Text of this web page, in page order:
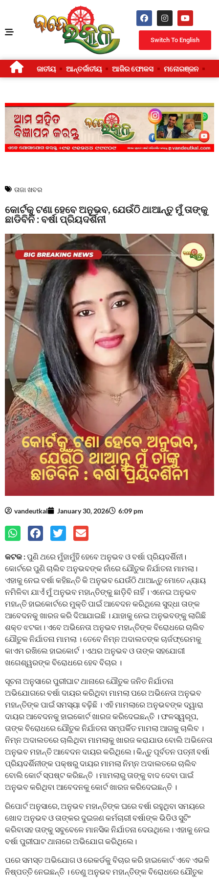
Switch To English
ଜାତୀୟ ଆନ୍ତର୍ଜାତୀୟ ଆଜିର ଫୋକସ ମନୋରଞ୍ଜନ
ତାଜା ଖବର
କୋର୍ଟକୁ ଟଣା ହେବେ ଅନୁଭବ, ଯେଉଁଠି ଥାଆନ୍ତୁ ମୁଁ ତାଙ୍କୁ
ଛାଡିବିନି : ବର୍ଷା ପ୍ରିୟଦର୍ଶିନୀ
vandeutkal January 30, 2026 6:09 pm
କଟକ :ପୁଣି ଥରେ ମୁଁହାମୁଁହି ହେବେ ଅନୁଭବ ଓ ବର୍ଷା ପ୍ରିୟଦର୍ଶିନୀ।
କୋର୍ଟରେ ପୁଣି ଚାଲିବ ଅନୁଭବଙ୍କ ନାଁରେ ଯୌତୁକ ନିର୍ଯାତନା ମାମଲା।
ଏହାକୁ ନେଇ ବର୍ଷା କହିଛନ୍ତି କି ଅନୁଭବ ଯେଉଁଠି ଥାଆନ୍ତୁ ମୋତେ ନ୍ୟାୟ
ନମିଳିବା ଯାଏଁ ମୁଁ ଅନୁଭବ ମହାନ୍ତିଙ୍କୁ ଛାଡ଼ିବି ନାହିଁ । ଏନେଇ ଅନୁଭବ
ମହାନ୍ତି ହାଇକୋର୍ଟରେ ମୁକ୍ତି ପାଇଁ ଆବେଦନ କରିଥିଲେ ସୁଦ୍ଧା ତାଙ୍କ
ଆବେଦନକୁ ଖାରଜ କରି ଦିଆଯାଇଛି । ଯାହାକୁ ନେଇ ଅନୁଭବଙ୍କୁ ଲାଗିଛି
ଶକ୍ତ ଝଟକା। ଏବେ ଅଭିନେତା ଅନୁଭବ ମହାନ୍ତିଙ୍କ ବିରୋଧରେ ଚାଲିବ
ଯୌତୁକ ନିର୍ଯାତନା ମାମଲା । ତେବେ ନିମ୍ନ ଅଦାଲତଙ୍କ ଚାର୍ଜଫ୍ରେମକୁ
କାଏମ ରଖିଲେ ହାଇକୋର୍ଟ । ଏଥର ଅନୁଭବ ଓ ତାଙ୍କ ସହଯୋଗୀ
ଖଗେଶ୍ୱରଙ୍କ ବିରୋଧରେ ହେବ ବିଚାର ।
ସୂଚନା ଅନୁସାରେ ପୁରୀଘାଟ ଥାନାରେ ଯୌତୁକ ଜନିତ ନିର୍ଯାତନା
ଅଭିଯୋଗରେ ବର୍ଷା ଦାୟର କରିଥିବା ମାମଲା ପରେ ଅଭିନେତା ଅନୁଭବ
ମହାନ୍ତିଙ୍କ ପାଇଁ ସମସ୍ୟା ବଢ଼ିଛି । ଏହି ମାମଲାରେ ଅନୁଭବଙ୍କ ଦ୍ୱାରା
ଦାୟର ଆବେଦନକୁ ହାଇକୋର୍ଟ ଖାରଜ କରିଦେଇଛନ୍ତି । ଫଳସ୍ୱରୂପ,
ତାଙ୍କ ବିରୋଧରେ ଯୌତୁକ ନିର୍ଯାତନା ସମ୍ପର୍କିତ ମାମଲା ଆଗକୁ ଚାଲିବ ।
ନିମ୍ନ ଅଦାଲତରେ ଚାଲିଥିବା ମାମଲାକୁ ଖାରଜ କରାଯାଉ ବୋଲି ଅଭିନେତା
ଅନୁଭବ ମହାନ୍ତି ଆବେଦନ ଦାୟର କରିଥିଲେ। କିନ୍ତୁ ପୂର୍ବତନ ପତ୍ନୀ ବର୍ଷା
ପ୍ରିୟଦର୍ଶିନୀଙ୍କ ପକ୍ଷରୁ ଦାୟର ମାମଲା ନିମ୍ନ ଅଦାଲତରେ ଚାଲିବ
ବୋଲି କୋର୍ଟ ସ୍ପଷ୍ଟ କରିଛନ୍ତି । ମାମଲାରୁ ତାଙ୍କୁ ବାଦ ଦେବା ପାଇଁ
ଅନୁଭବ କରିଥିବା ଆବେଦନକୁ କୋର୍ଟ ଖାରଜ କରିଦେଇଛନ୍ତି ।
ରିପୋର୍ଟ ଅନୁସାରେ, ଅନୁଭବ ମହାନ୍ତିଙ୍କ ଘରେ ବର୍ଷା ରହୁଥିବା ସମୟରେ
ଖୋଦ ଅନୁଭବ ଓ ତାଙ୍କର ଦୁଇଜଣ କର୍ମଚାରୀ ବର୍ଷାଙ୍କ ଭିଡିଓ ସୁଟିଂ
କରିବାସହ ତାଙ୍କୁ ସବୁବେଳେ ମାନସିକ ନିର୍ଯାତନା ଦେଉଥିଲେ। ଏହାକୁ ନେଇ
ବର୍ଷା ପୁରୀଘାଟ ଥାନାରେ ଅଭିଯୋଗ କରିଥିଲେ।
ପରେ ସମସ୍ତ ଅଭିଯୋଗ ଓ ରେକର୍ଡକୁ ବିଚାର କରି ହାଇକୋର୍ଟ ଏବେ ଏଭଳି
ନିଷ୍ପତ୍ତି ନେଇଛନ୍ତି । ତେଣୁ ଅନୁଭବ ମହାନ୍ତିଙ୍କ ବିରୋଧରେ ଯୌତୁକ